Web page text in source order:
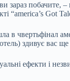
побачите,
“america’s Got
в чвертьфінал
здивує вас
ефекти і